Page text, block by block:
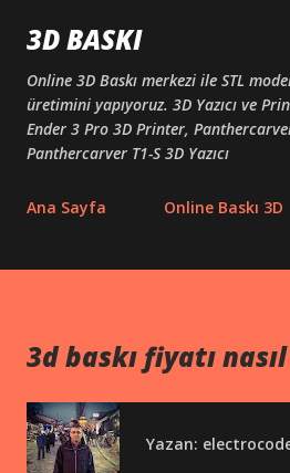
3D BASKI
Online 3D Baskı merkezi ile STL
üretimini yapıyoruz. 3D Yazıcı ve
Ender 3 Pro 3D Printer,
Panthercarver T1-S 3D Yazıcı
Ana Sayfa Online Baskı 3D
3d baskı fiyatı
Yazan: